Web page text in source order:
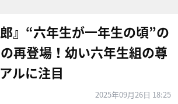
郎』“六年生が一年生の頃”の
再登場！幼い六年生組の尊
ルに注目
2025年09月26日 18:25